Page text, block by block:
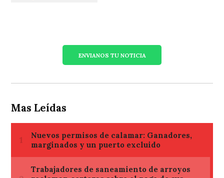
ENVIANOS TU NOTICIA
Mas Leídas